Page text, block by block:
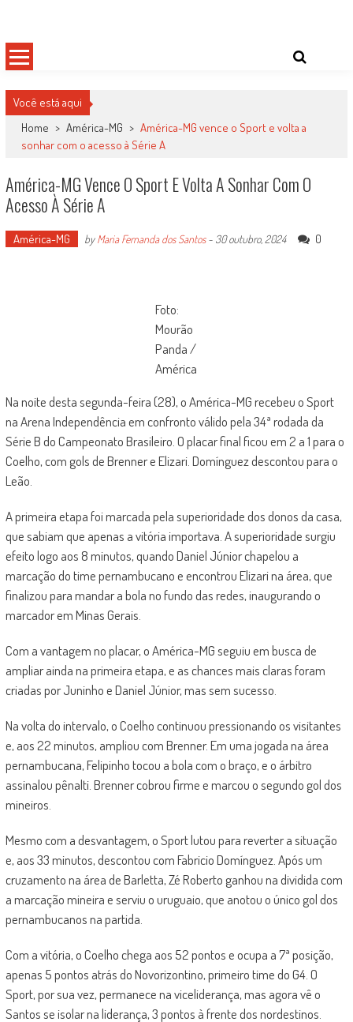
content
Você está aqui
Home > América-MG > América-MG vence o Sport e volta a
sonhar com o acesso à Série A
América-MG Vence O Sport E Volta A Sonhar Com O
Acesso À Série A
América-MG byMaria Fernanda dos Santos- 30 outubro, 2024 0
Foto:
Mourão
Panda /
América
Na noite desta segunda-feira (28), o América-MG recebeu o Sport
na Arena Independência em confronto válido pela 34ª rodada da
Série B do Campeonato Brasileiro. O placar final ficou em 2 a 1 para o
Coelho, com gols de Brenner e Elizari. Domínguez descontou para o
Leão.
A primeira etapa foi marcada pela superioridade dos donos da casa,
que sabiam que apenas a vitória importava. A superioridade surgiu
efeito logo aos 8 minutos, quando Daniel Júnior chapelou a
marcação do time pernambucano e encontrou Elizari na área, que
finalizou para mandar a bola no fundo das redes, inaugurando o
marcador em Minas Gerais.
Com a vantagem no placar, o América-MG seguiu em busca de
ampliar ainda na primeira etapa, e as chances mais claras foram
criadas por Juninho e Daniel Júnior, mas sem sucesso.
Na volta do intervalo, o Coelho continuou pressionando os visitantes
e, aos 22 minutos, ampliou com Brenner. Em uma jogada na área
pernambucana, Felipinho tocou a bola com o braço, e o árbitro
assinalou pênalti. Brenner cobrou firme e marcou o segundo gol dos
mineiros.
Mesmo com a desvantagem, o Sport lutou para reverter a situação
e, aos 33 minutos, descontou com Fabricio Domínguez. Após um
cruzamento na área de Barletta, Zé Roberto ganhou na dividida com
a marcação mineira e serviu o uruguaio, que anotou o único gol dos
pernambucanos na partida.
Com a vitória, o Coelho chega aos 52 pontos e ocupa a 7ª posição,
apenas 5 pontos atrás do Novorizontino, primeiro time do G4. O
Sport, por sua vez, permanece na viceliderança, mas agora vê o
Santos se isolar na liderança, 3 pontos à frente dos nordestinos.